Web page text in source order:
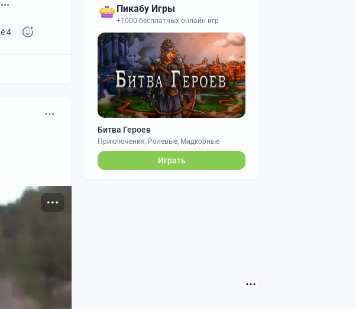
Пикабу Игры
+1000 бесплатных онлайн игр
Битва Героев
Приключения, Ролевые, Мидкорные
Играть
Ещё 4